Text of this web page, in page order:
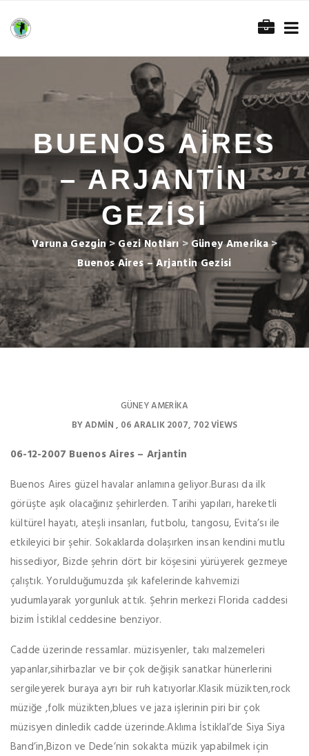
BUENOS AIRES
– ARJANTIN
GEZISI
Varuna Gezgin> Gezi Notları>Güney Amerika>
Buenos Aires – Arjantin Gezisi
GÜNEY AMERIKA
BYADMIN 06 ARALIK 2007 702 VIEWS
06-12-2007 Buenos Aires – Arjantin
Buenos Aires güzel havalar anlamına geliyor.Burası da ilk
görüşte aşık olacağınız şehirlerden. Tarihi yapıları, hareketli
kültürel hayatı, ateşli insanları, futbolu, tangosu, Evita’sı ile
etkileyici bir şehir. Sokaklarda dolaşırken insan kendini mutlu
hissediyor, Bizde şehrin dört bir köşesini yürüyerek gezmeye
çalıştık. Yorulduğumuzda şık kafelerinde kahvemizi
yudumlayarak yorgunluk attık. Şehrin merkezi Florida caddesi
bizim İstiklal ceddesine benziyor.
Cadde üzerinde ressamlar. müzisyenler, takı malzemeleri
yapanlar,sihirbazlar ve bir çok değişik sanatkar hünerlerini
sergileyerek buraya ayrı bir ruh katıyorlar.Klasik müzikten,rock
müziğe ,folk müzikten,blues ve jaza işlerinin piri bir çok
müzisyen dinledik cadde üzerinde.Aklıma İstiklal’de Siya Siya
Band’in,Bizon ve Dede’nin sokakta müzik yapabilmek için